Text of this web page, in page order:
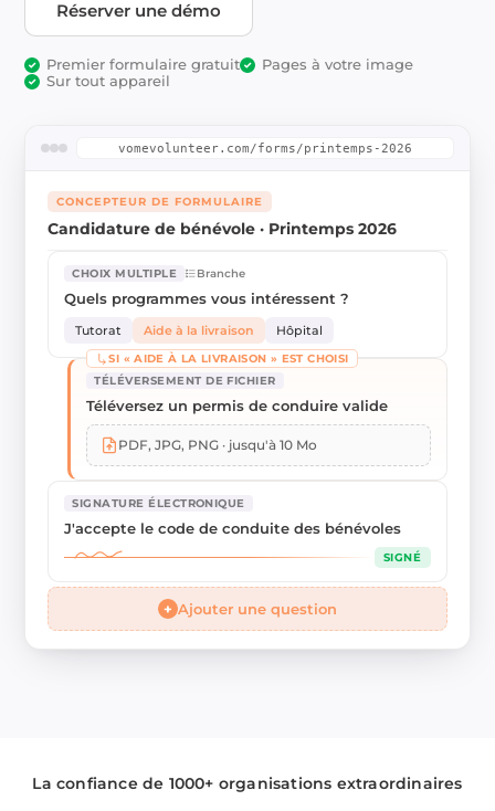
Réserver une démo
✓ Premier formulaire gratuit ✓ Pages à votre image
✓ Sur tout appareil
vomevolunteer.com/forms/printemps-2026
CONCEPTEUR DE FORMULAIRE
Candidature de bénévole · Printemps 2026
CHOIX MULTIPLE Branche
Quels programmes vous intéressent ?
Tutorat Aide à la livraison Hôpital
SI « AIDE À LA LIVRAISON » EST CHOISI
TÉLÉVERSEMENT DE FICHIER
Téléversez un permis de conduire valide
PDF, JPG, PNG · jusqu'à 10 Mo
SIGNATURE ÉLECTRONIQUE
J'accepte le code de conduite des bénévoles
SIGNÉ
+ Ajouter une question
La confiance de 1000+ organisations extraordinaires